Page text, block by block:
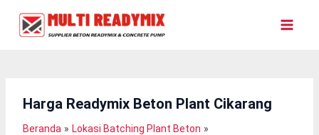
Harga Readymix Beton Plant Cikarang
Beranda
Lokasi Batching Plant Beton